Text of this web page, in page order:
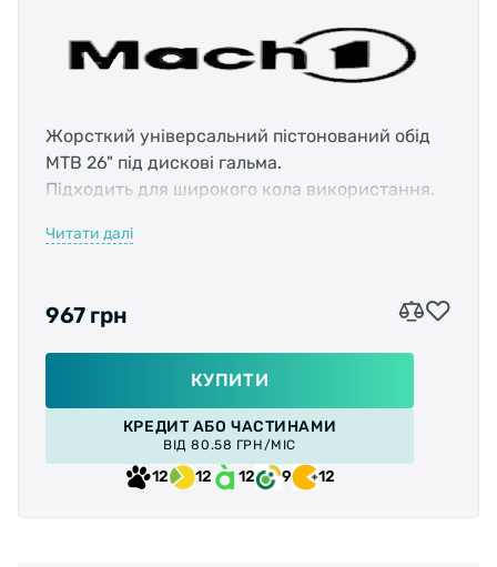
Жорсткий універсальний пістонований обід
МТВ 26" під дискові гальма.
Підходить для широкого кола використання.
•Для покришок 25-54
• Вага: 520г
• Для вентиля AV
Читати далі
967 грн
КУПИТИ
КРЕДИТ АБО ЧАСТИНАМИ
ВІД 80.58 ГРН/МІС
12 12 12 9 12